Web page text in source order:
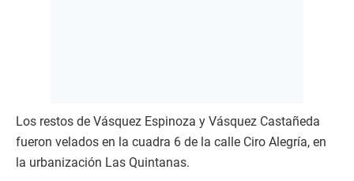
Los restos de Vásquez Espinoza y Vásquez Castañeda
fueron velados en la cuadra 6 de la calle Ciro Alegría, en
la urbanización Las Quintanas.